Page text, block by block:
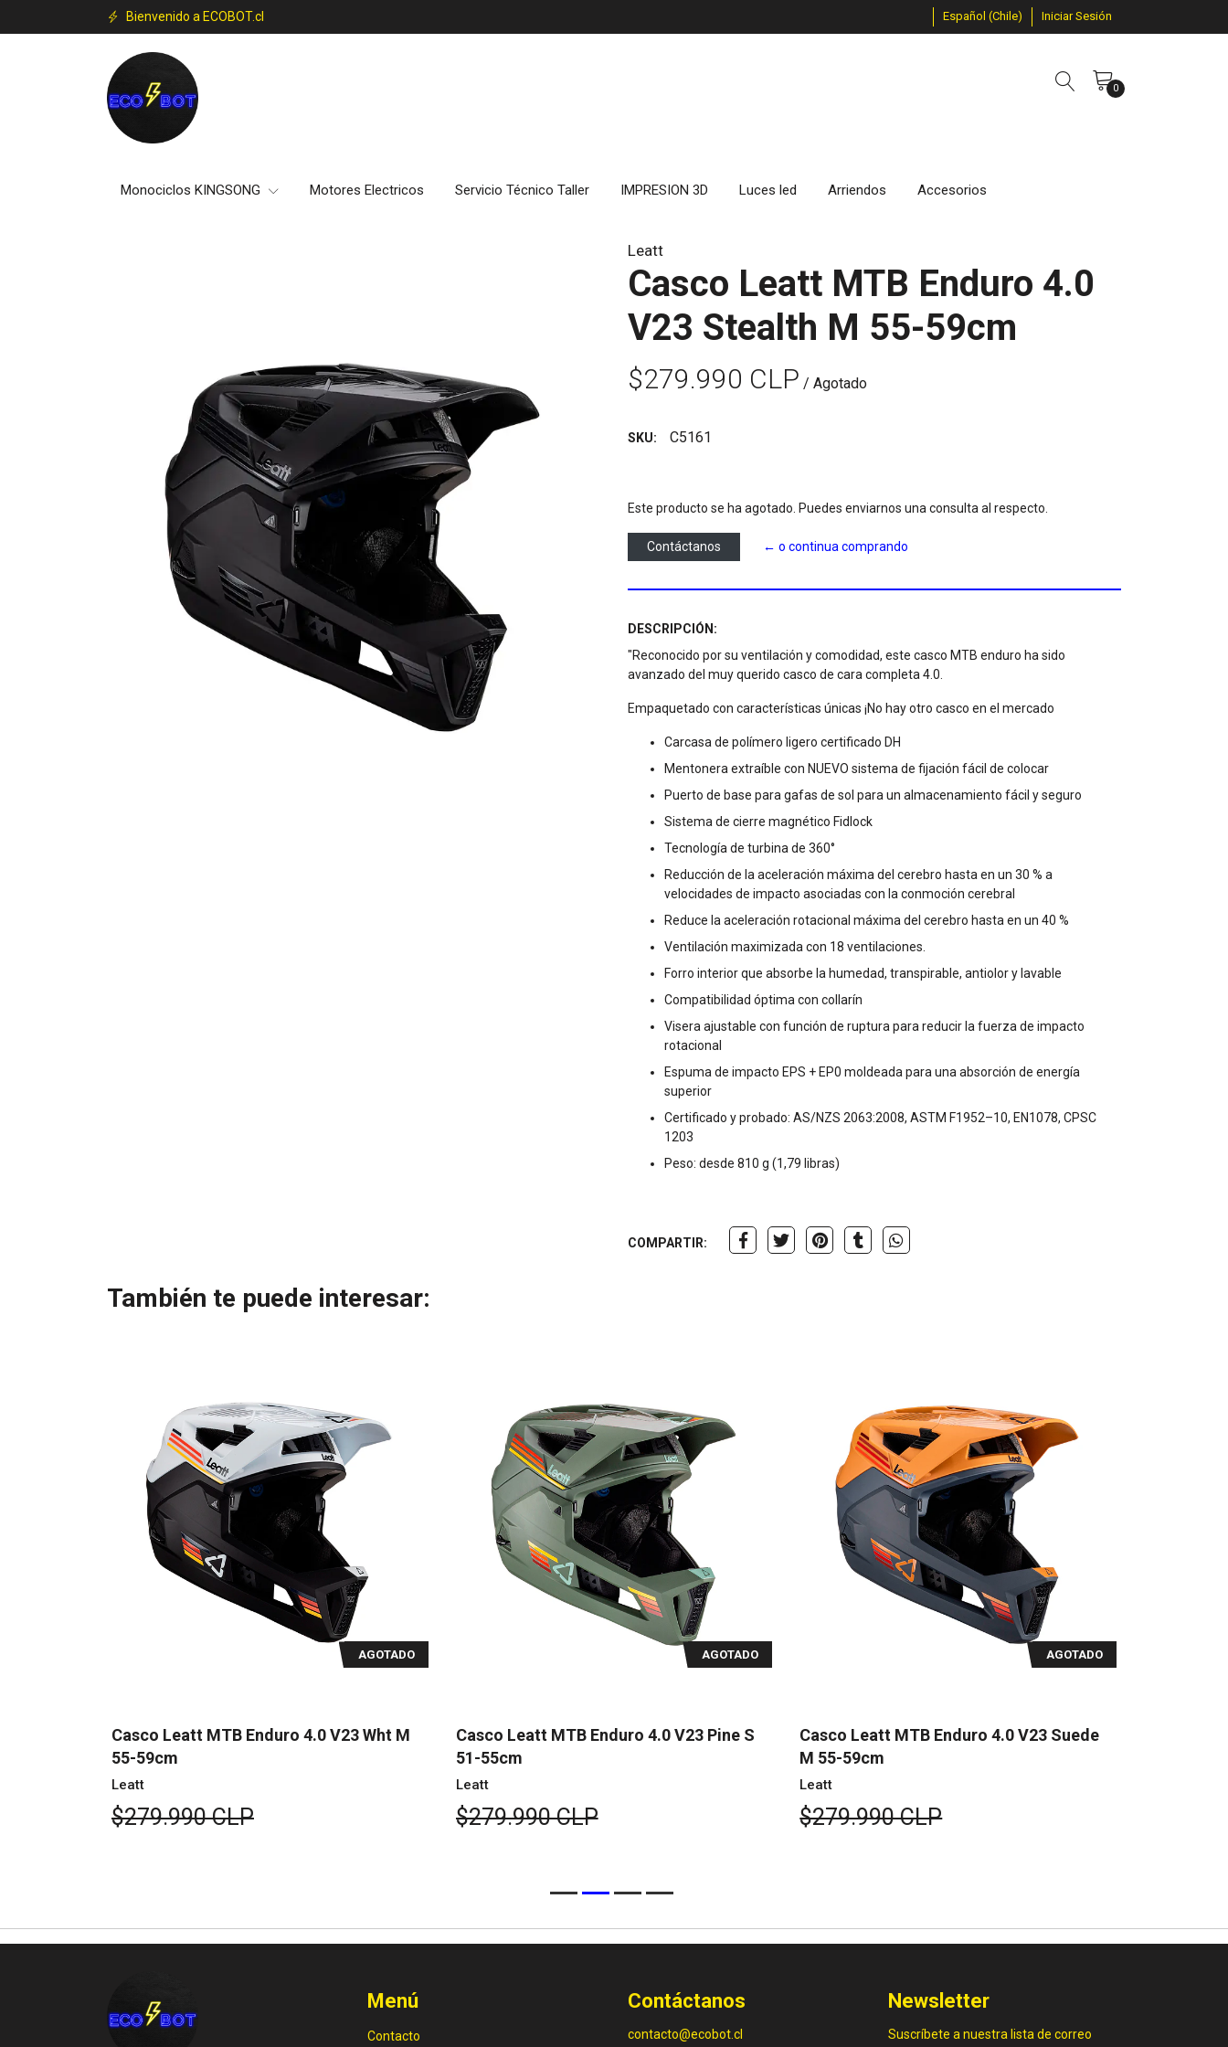
Bienvenido a ECOBOT.cl Español (Chile) Iniciar Sesión
0
Monociclos KINGSONG Motores Electricos Servicio Técnico Taller IMPRESION 3D Luces led Arriendos Accesorios
Leatt
Casco Leatt MTB Enduro 4.0
V23 Stealth M 55-59cm
$279.990 CLP / Agotado
SKU: C5161
Este producto se ha agotado. Puedes enviarnos una consulta al respecto.
Contáctanos ← o continua comprando
DESCRIPCIÓN:
"Reconocido por su ventilación y comodidad, este casco MTB enduro ha sido
avanzado del muy querido casco de cara completa 4.0.
Empaquetado con características únicas ¡No hay otro casco en el mercado
Carcasa de polímero ligero certificado DH
Mentonera extraíble con NUEVO sistema de fijación fácil de colocar
Puerto de base para gafas de sol para un almacenamiento fácil y seguro
Sistema de cierre magnético Fidlock
Tecnología de turbina de 360°
Reducción de la aceleración máxima del cerebro hasta en un 30 % a
velocidades de impacto asociadas con la conmoción cerebral
Reduce la aceleración rotacional máxima del cerebro hasta en un 40 %
Ventilación maximizada con 18 ventilaciones.
Forro interior que absorbe la humedad, transpirable, antiolor y lavable
Compatibilidad óptima con collarín
Visera ajustable con función de ruptura para reducir la fuerza de impacto
rotacional
Espuma de impacto EPS + EP0 moldeada para una absorción de energía
superior
Certificado y probado: AS/NZS 2063:2008, ASTM F1952–10, EN1078, CPSC
1203
Peso: desde 810 g (1,79 libras)
COMPARTIR:
También te puede interesar:
AGOTADO
Casco Leatt MTB Enduro 4.0 V23 Pine S
51-55cm
Leatt
$279.990 CLP
AGOTADO
Casco Leatt MTB Enduro 4.0 V23 Suede
M 55-59cm
Leatt
$279.990 CLP
AGOTADO
Casco Leatt MTB Enduro 4.0 V23 Suede S
51-55cm
Leatt
$279.990 CLP
Menú
Contacto
Contáctanos
contacto@ecobot.cl
Newsletter
Suscríbete a nuestra lista de correo